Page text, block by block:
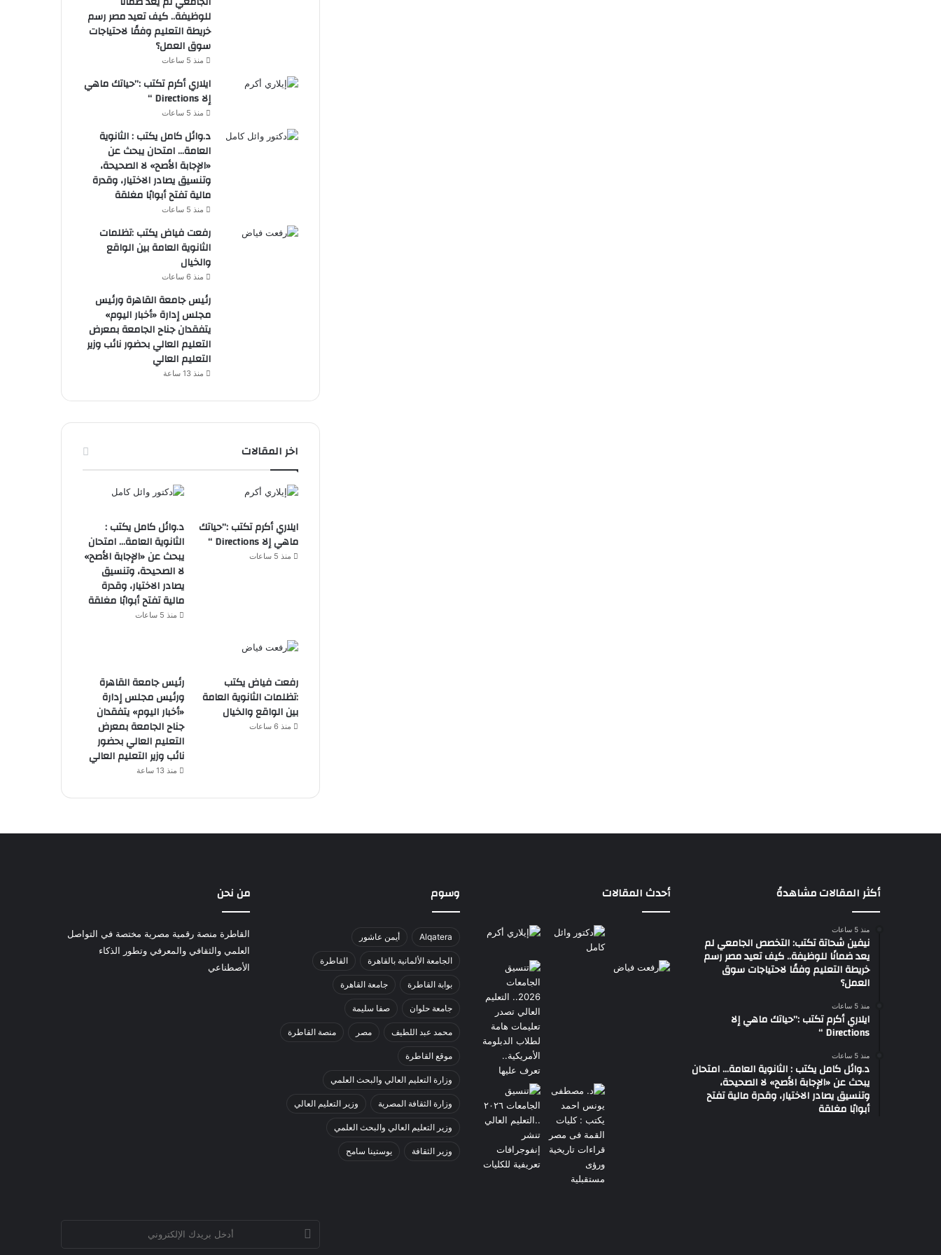
للوظيفة.. كيف تعيد مصر رسم
خريطة التعليم وفقًا لاحتياجات
سوق العمل؟
منذ 5 ساعات
ايلاري أكرم تكتب :”حياتك ماهي
إلا Directions “
منذ 5 ساعات
د.وائل كامل يكتب : الثانوية
العامة… امتحان يبحث عن
«الإجابة الأصح» لا الصحيحة،
وتنسيق يصادر الاختيار، وقدرة
مالية تفتح أبوابًا مغلقة
منذ 5 ساعات
رفعت فياض يكتب :تظلمات
الثانوية العامة بين الواقع
والخيال
منذ 6 ساعات
رئيس جامعة القاهرة ورئيس
مجلس إدارة «أخبار اليوم»
يتفقدان جناح الجامعة بمعرض
التعليم العالي بحضور نائب وزير
التعليم العالي
منذ 13 ساعة
اخر المقالات
ايلاري أكرم تكتب :”حياتك
ماهي إلا Directions “
منذ 5 ساعات
د.وائل كامل يكتب :
الثانوية العامة… امتحان
يبحث عن «الإجابة الأصح»
لا الصحيحة، وتنسيق
يصادر الاختيار، وقدرة
مالية تفتح أبوابًا مغلقة
منذ 5 ساعات
رفعت فياض يكتب
:تظلمات الثانوية العامة
بين الواقع والخيال
منذ 6 ساعات
رئيس جامعة القاهرة
ورئيس مجلس إدارة
«أخبار اليوم» يتفقدان
جناح الجامعة بمعرض
التعليم العالي بحضور
نائب وزير التعليم العالي
منذ 13 ساعة
أكثر المقالات مشاهدةً
منذ 5 ساعات
نيفين شحاتة تكتب: التخصص الجامعي لم
يعد ضمانًا للوظيفة.. كيف تعيد مصر رسم
خريطة التعليم وفقًا لاحتياجات سوق
العمل؟
منذ 5 ساعات
ايلاري أكرم تكتب :”حياتك ماهي إلا
Directions “
منذ 5 ساعات
د.وائل كامل يكتب : الثانوية العامة… امتحان
يبحث عن «الإجابة الأصح» لا الصحيحة،
وتنسيق يصادر الاختيار، وقدرة مالية تفتح
أبوابًا مغلقة
أحدث المقالات وسوم
Alqatera أيمن عاشور
الجامعة الألمانية بالقاهرة القاطرة
بوابة القاطرة جامعة القاهرة
جامعة حلوان صفا سليمة
محمد عبد اللطيف مصر منصة القاطرة
موقع القاطرة
وزارة التعليم العالي والبحث العلمي
وزارة الثقافة المصرية وزير التعليم العالي
وزير التعليم العالي والبحث العلمي
وزير الثقافة يوستينا سامح
من نحن
القاطرة منصة رقمية مصرية مختصة في التواصل
العلمي والثقافي والمعرفي وتطور الذكاء
الأصطناعي
بريدك